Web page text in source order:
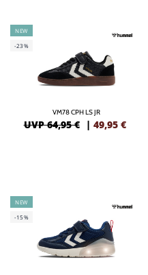
NEW
-23%
VM78 CPH LS JR
UVP 64,95 € | 49,95 €
NEW
-15%